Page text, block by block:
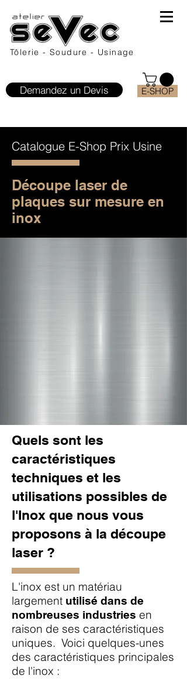
Tôlerie - Soudure - Usinage
E-SHOP
Demandez un Devis
Catalogue E-Shop Prix Usine
Découpe laser de
plaques sur mesure en
inox
Quels sont les
caractéristiques
techniques et les
utilisations possibles de
l'Inox que nous vous
proposons à la découpe
laser ?
L'inox est un matériau
largement utilisé dans de
nombreuses industries en
raison de ses caractéristiques
uniques. Voici quelques-unes
des caractéristiques principales
de l'inox :